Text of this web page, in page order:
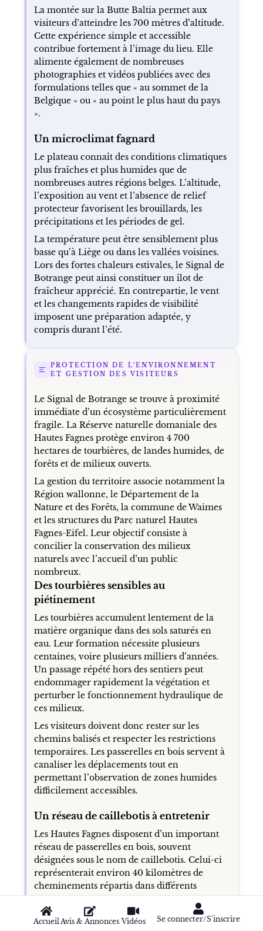
AccueilAvis & Annonces Vidéos Se connecter/S'inscrire
La montée sur la Butte Baltia permet aux
visiteurs d’atteindre les 700 mètres d’altitude.
Cette expérience simple et accessible
contribue fortement à l’image du lieu. Elle
alimente également de nombreuses
photographies et vidéos publiées avec des
formulations telles que « au sommet de la
Belgique » ou « au point le plus haut du pays
».
Un microclimat fagnard
Le plateau connaît des conditions climatiques
plus fraîches et plus humides que de
nombreuses autres régions belges. L’altitude,
l’exposition au vent et l’absence de relief
protecteur favorisent les brouillards, les
précipitations et les périodes de gel.
La température peut être sensiblement plus
basse qu’à Liège ou dans les vallées voisines.
Lors des fortes chaleurs estivales, le Signal de
Botrange peut ainsi constituer un îlot de
fraîcheur apprécié. En contrepartie, le vent
et les changements rapides de visibilité
imposent une préparation adaptée, y
compris durant l’été.
PROTECTION DE L’ENVIRONNEMENT
ET GESTION DES VISITEURS
Le Signal de Botrange se trouve à proximité
immédiate d’un écosystème particulièrement
fragile. La Réserve naturelle domaniale des
Hautes Fagnes protège environ 4 700
hectares de tourbières, de landes humides, de
forêts et de milieux ouverts.
La gestion du territoire associe notamment la
Région wallonne, le Département de la
Nature et des Forêts, la commune de Waimes
et les structures du Parc naturel Hautes
Fagnes-Eifel. Leur objectif consiste à
concilier la conservation des milieux
naturels avec l’accueil d’un public
nombreux.
Des tourbières sensibles au
piétinement
Les tourbières accumulent lentement de la
matière organique dans des sols saturés en
eau. Leur formation nécessite plusieurs
centaines, voire plusieurs milliers d’années.
Un passage répété hors des sentiers peut
endommager rapidement la végétation et
perturber le fonctionnement hydraulique de
ces milieux.
Les visiteurs doivent donc rester sur les
chemins balisés et respecter les restrictions
temporaires. Les passerelles en bois servent à
canaliser les déplacements tout en
permettant l’observation de zones humides
difficilement accessibles.
Un réseau de caillebotis à entretenir
Les Hautes Fagnes disposent d’un important
réseau de passerelles en bois, souvent
désignées sous le nom de caillebotis. Celui-ci
représenterait environ 40 kilomètres de
cheminements répartis dans différents
secteurs.
Ces aménagements sont exposés à l’humidité,